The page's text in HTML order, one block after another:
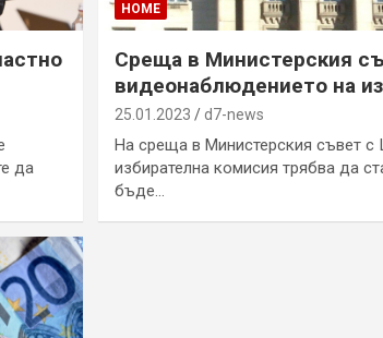
да
HOME
Среща в Министерския
видеонаблюдението на
25.01.2023 d7-news
На среща в Министерския съвет с
избирателна комисия трябва да
бъде…